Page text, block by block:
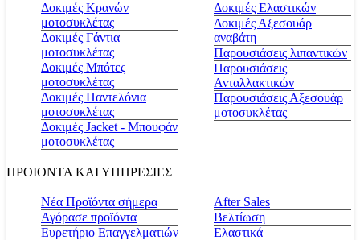
Δοκιμές Κρανών
μοτοσυκλέτας
Δοκιμές Γάντια
μοτοσυκλέτας
Δοκιμές Μπότες
μοτοσυκλέτας
Δοκιμές Παντελόνια
μοτοσυκλέτας
Δοκιμές Jacket - Μπουφάν
μοτοσυκλέτας
Δοκιμές Ελαστικών
Δοκιμές Αξεσουάρ
αναβάτη
Παρουσιάσεις λιπαντικών
Παρουσιάσεις
Ανταλλακτικών
Παρουσιάσεις Αξεσουάρ
μοτοσυκλέτας
ΠΡΟΙΟΝΤΑ ΚΑΙ ΥΠΗΡΕΣΙΕΣ
Νέα Προϊόντα σήμερα
Αγόρασε προϊόντα
Ευρετήριο Επαγγελματιών
Αfter Sales
Βελτίωση
Ελαστικά